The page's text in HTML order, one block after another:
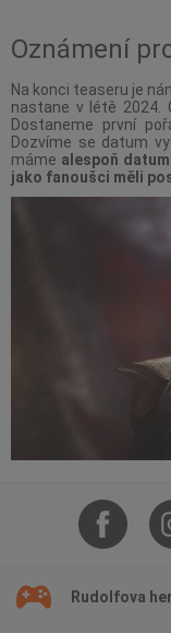
Oznámení
Na konci teaseru je
nastane v létě 2024.
Dostaneme první
Dozvíme se datum
máme alespoň
jako fanoušci měli
Rudolfova